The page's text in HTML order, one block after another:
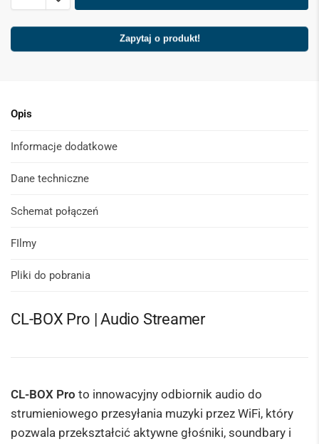
Zapytaj o produkt!
Opis
Informacje dodatkowe
Dane techniczne
Schemat połączeń
FIlmy
Pliki do pobrania
CL-BOX Pro | Audio Streamer
CL-BOX Pro to innowacyjny odbiornik audio do
strumieniowego przesyłania muzyki przez WiFi, który
pozwala przekształcić aktywne głośniki, soundbary i